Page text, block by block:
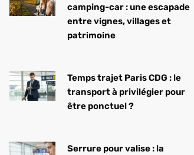
camping-car : une escapade
entre vignes, villages et
patrimoine
Temps trajet Paris CDG : le
transport à privilégier pour
être ponctuel ?
Serrure pour valise : la